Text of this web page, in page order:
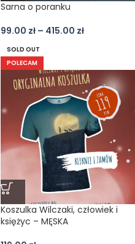
Sarna o poranku
99.00 zł – 415.00 zł
SOLD OUT
POLECAM
Koszulka Wilczaki, człowiek i
księżyc – MĘSKA